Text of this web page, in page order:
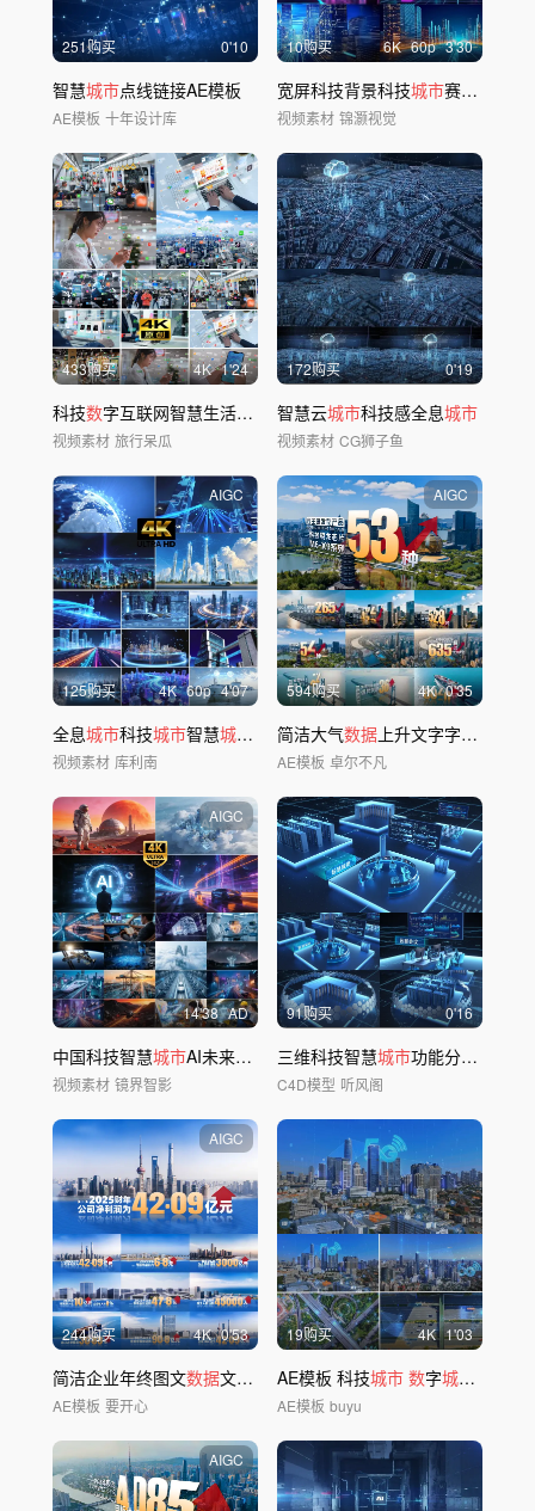
251购买 0'10
智慧城市点线链接AE模板
AE模板 十年设计库
10购买 6K 60p 3'30
宽屏科技背景科技城市赛博朋克
视频素材 锦灏视觉
433购买 4K 1'24
科技数字互联网智慧生活都 市城市大数据网络
视频素材 旅行呆瓜
172购买 0'19
智慧云城市科技感全息城市
视频素材 CG狮子鱼
AIGC
125购买 4K 60p 4'07
全息城市科技城市智慧城市数 字城市光线穿梭
视频素材 库利南
AIGC
594购买 4K 0'35
简洁大气数据 上升文字字幕标题
AE模板 卓尔不凡
AIGC
14'38 AD
中国科技智慧城市AI未来新质生产力新能源
视频素材 镜界智影
91购买 0'16
三维科技智慧城市功能分类介绍
C4D模型 听风阁
AIGC
244购买 4K 0'53
简洁企业年终图文数据文字字幕包装展示
AE模板 要开心
19购买 4K 1'03
AE模板 科技城市 数字城市
AE模板 buyu
AIGC